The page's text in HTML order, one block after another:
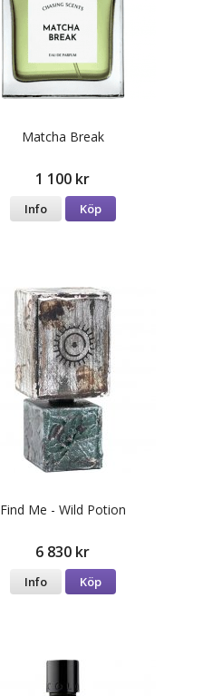
Matcha Break
1 100 kr
Info Köp
Find Me - Wild Potion
6 830 kr
Info Köp